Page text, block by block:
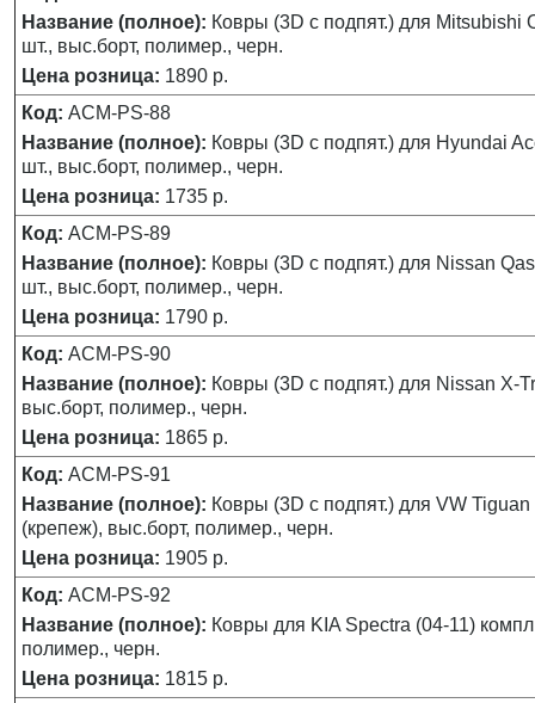
Название (полное): Ковры (3D с подпят.) для Mitsubishi
шт., выс.борт, полимер., черн.
Цена розница: 1890 р.
Код: ACM-PS-88
Название (полное): Ковры (3D с подпят.) для Hyundai
шт., выс.борт, полимер., черн.
Цена розница: 1735 р.
Код: ACM-PS-89
Название (полное): Ковры (3D с подпят.) для Nissan
шт., выс.борт, полимер., черн.
Цена розница: 1790 р.
Код: ACM-PS-90
Название (полное): Ковры (3D с подпят.) для Nissan X-
выс.борт, полимер., черн.
Цена розница: 1865 р.
Код: ACM-PS-91
Название (полное): Ковры (3D с подпят.) для VW
(крепеж), выс.борт, полимер., черн.
Цена розница: 1905 р.
Код: ACM-PS-92
Название (полное): Ковры для KIA Spectra (04-11)
полимер., черн.
Цена розница: 1815 р.